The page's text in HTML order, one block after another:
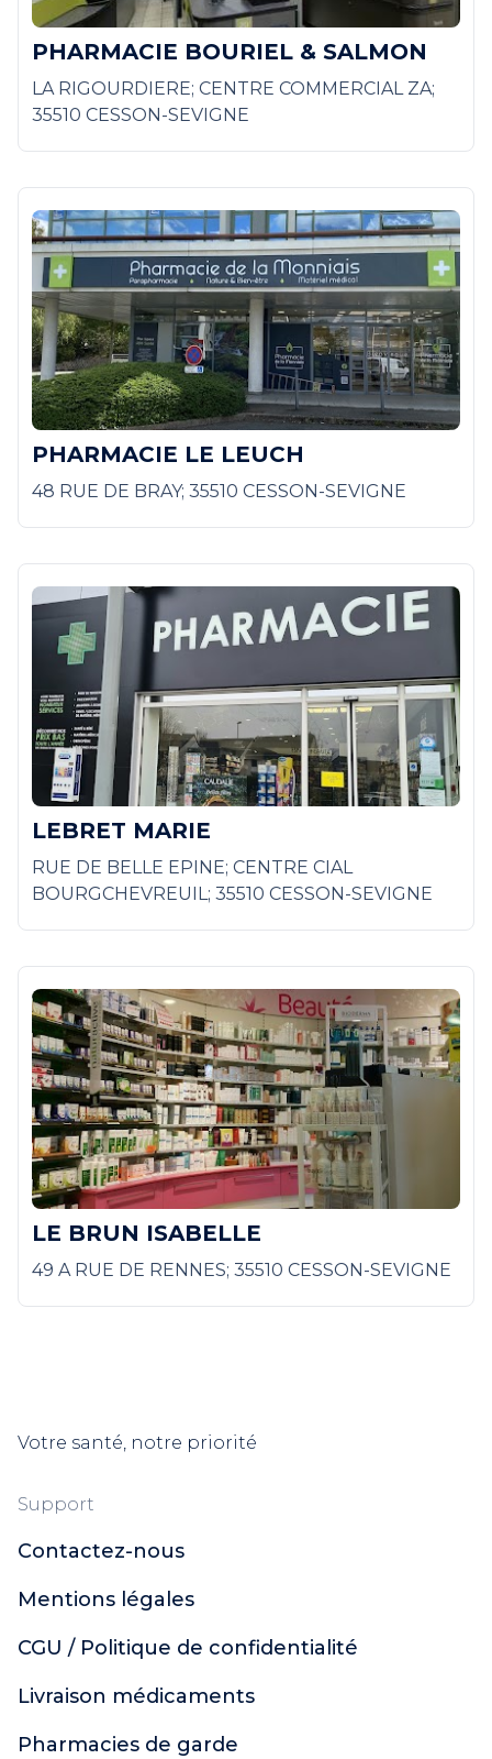
PHARMACIE BOURIEL & SALMON
LA RIGOURDIERE; CENTRE COMMERCIAL ZA;
35510 CESSON-SEVIGNE
PHARMACIE LE LEUCH
48 RUE DE BRAY; 35510 CESSON-SEVIGNE
LEBRET MARIE
RUE DE BELLE EPINE; CENTRE CIAL
BOURGCHEVREUIL; 35510 CESSON-SEVIGNE
LE BRUN ISABELLE
49 A RUE DE RENNES; 35510 CESSON-SEVIGNE
Votre santé, notre priorité
Support
Contactez-nous
Mentions légales
CGU / Politique de confidentialité
Livraison médicaments
Pharmacies de garde